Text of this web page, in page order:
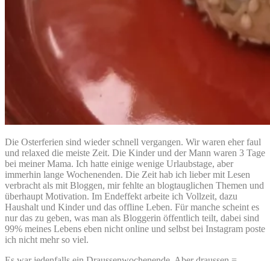
Die Osterferien sind wieder schnell vergangen. Wir waren eher faul
und relaxed die meiste Zeit. Die Kinder und der Mann waren 3 Tage
bei meiner Mama. Ich hatte einige wenige Urlaubstage, aber
immerhin lange Wochenenden. Die Zeit hab ich lieber mit Lesen
verbracht als mit Bloggen, mir fehlte an blogtauglichen Themen und
überhaupt Motivation. Im Endeffekt arbeite ich Vollzeit, dazu
Haushalt und Kinder und das offline Leben. Für manche scheint es
nur das zu geben, was man als Bloggerin öffentlich teilt, dabei sind
99% meines Lebens eben nicht online und selbst bei Instagram poste
ich nicht mehr so viel.